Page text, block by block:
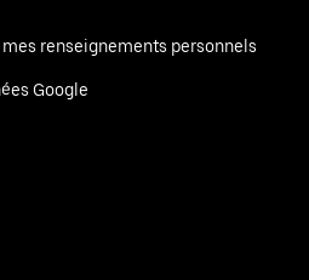
renseignements personnels
Google